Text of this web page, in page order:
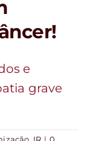
e
grave
, IR | 0